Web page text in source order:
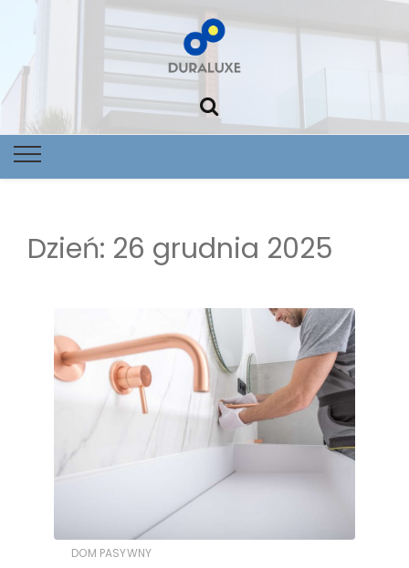
Dzień: 26 grudnia 2025
DOM PASYWNY